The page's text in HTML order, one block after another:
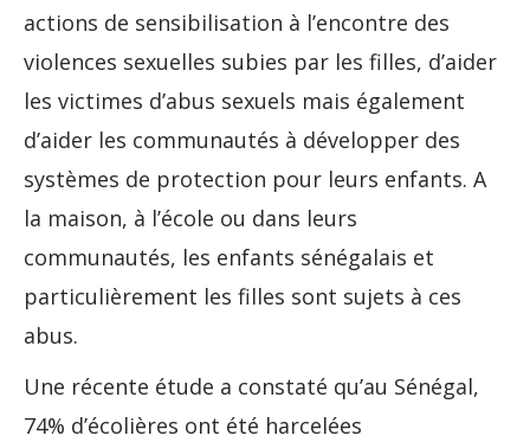
actions de sensibilisation à l’encontre des
violences sexuelles subies par les filles, d’aider
les victimes d’abus sexuels mais également
d’aider les communautés à développer des
systèmes de protection pour leurs enfants. A
la maison, à l’école ou dans leurs
communautés, les enfants sénégalais et
particulièrement les filles sont sujets à ces
abus.
Une récente étude a constaté qu’au Sénégal,
74% d’écolières ont été harcelées